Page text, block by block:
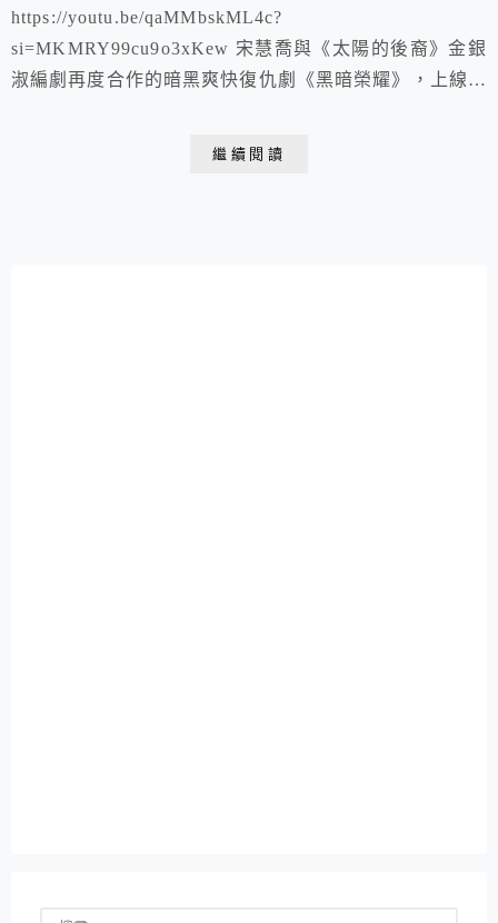
https://youtu.be/qaMMbskML4c?
si=MKMRY99cu9o3xKew 宋慧喬與《太陽的後裔》金銀
淑編劇再度合作的暗黑爽快復仇劇《黑暗榮耀》，上線沒
繼續閱讀